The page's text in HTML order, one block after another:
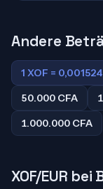
Andere
1 XOF =
50.000 CFA
1.000.000 CFA
XOF/EUR